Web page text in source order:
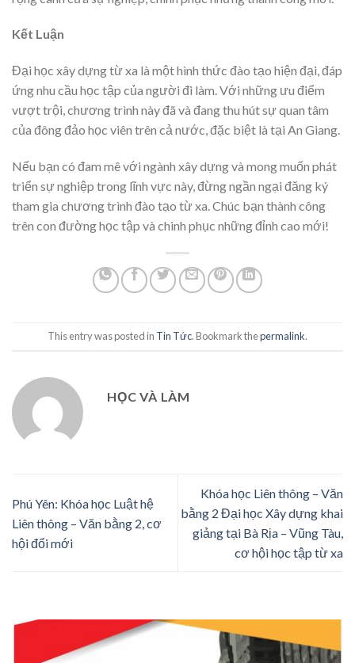
Kết Luận
Đại học xây dựng từ xa là một hình thức đào tạo hiện đại, đáp
ứng nhu cầu học tập của người đi làm. Với những ưu điểm
vượt trội, chương trình này đã và đang thu hút sự quan tâm
của đông đảo học viên trên cả nước, đặc biệt là tại An Giang.
Nếu bạn có đam mê với ngành xây dựng và mong muốn phát
triển sự nghiệp trong lĩnh vực này, đừng ngần ngại đăng ký
tham gia chương trình đào tạo từ xa. Chúc bạn thành công
trên con đường học tập và chinh phục những đỉnh cao mới!
This entry was posted in Tin Tức. Bookmark thepermalink.
HỌC VÀ LÀM
Phú Yên: Khóa học Luật hệ
Liên thông – Văn bằng 2, cơ
hội đổi mới
Khóa học Liên thông – Văn
bằng 2 Đại học Xây dựng khai
giảng tại Bà Rịa – Vũng Tàu,
cơ hội học tập từ xa